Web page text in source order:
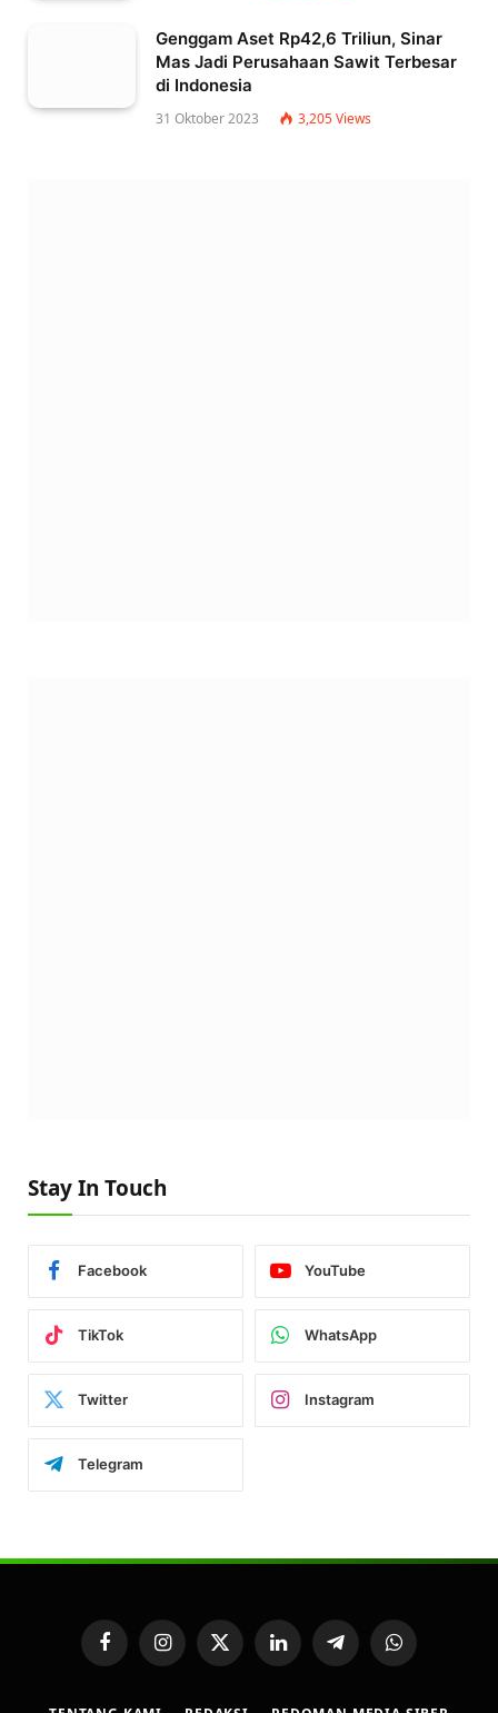
Genggam Aset Rp42,6 Triliun, Sinar
Mas Jadi Perusahaan Sawit Terbesar
di Indonesia
31 Oktober 2023 3,205Views
Stay In Touch
Facebook YouTube
TikTok WhatsApp
Twitter Instagram
Telegram
FacebookInstagram
X
(Twitter)
LinkedInTelegramWhatsApp